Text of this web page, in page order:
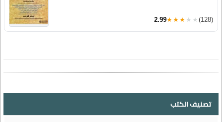
2.99★★★★★ (128)
تصنيف الكتب